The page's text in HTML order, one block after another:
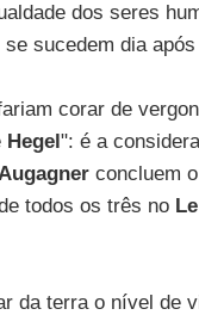
dos seres
sucedem dia
corar de
Hegel": é a
concluem
todos os três no
da terra o nível de